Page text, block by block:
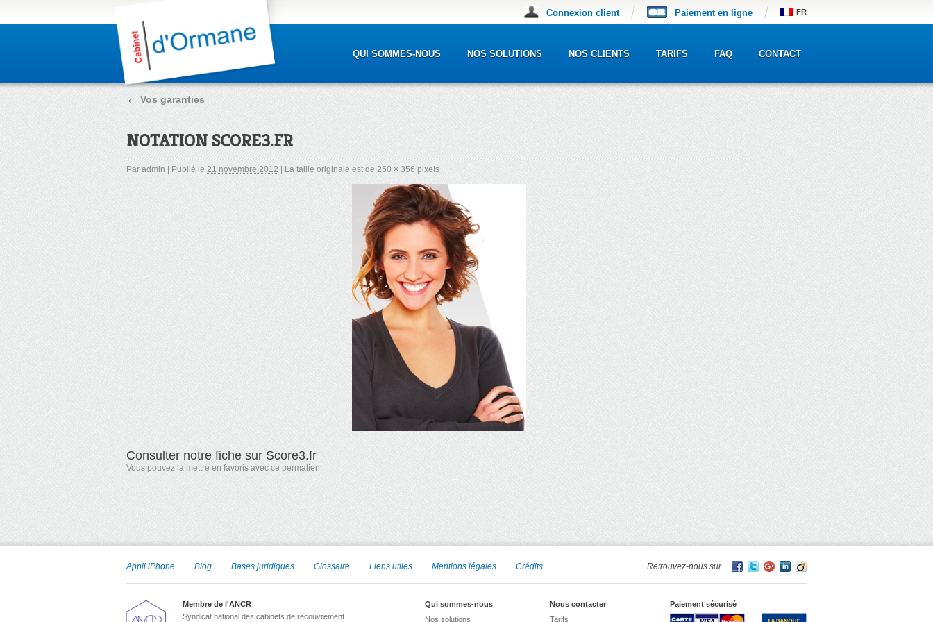
FR
Paiement en ligne
Connexion client
QUI SOMMES-NOUS NOS SOLUTIONS NOS CLIENTS TARIFS FAQ CONTACT
← Vos garanties
NOTATION SCORE3.FR
Par admin | Publié le 21 novembre 2012 | La taille originale est de 250 × 356 pixels
Consulter notre fiche sur Score3.fr
Vous pouvez la mettre en favoris avec ce permalien
Appli iPhone Blog Bases juridiques Glossaire Liens utiles Mentions légales Crédits Retrouvez-nous sur
Membre de l'ANCR
Syndicat national des cabinets de recouvrement
Qui sommes-nous
Nos solutions
Nous contacter
Tarifs
Paiement sécurisé